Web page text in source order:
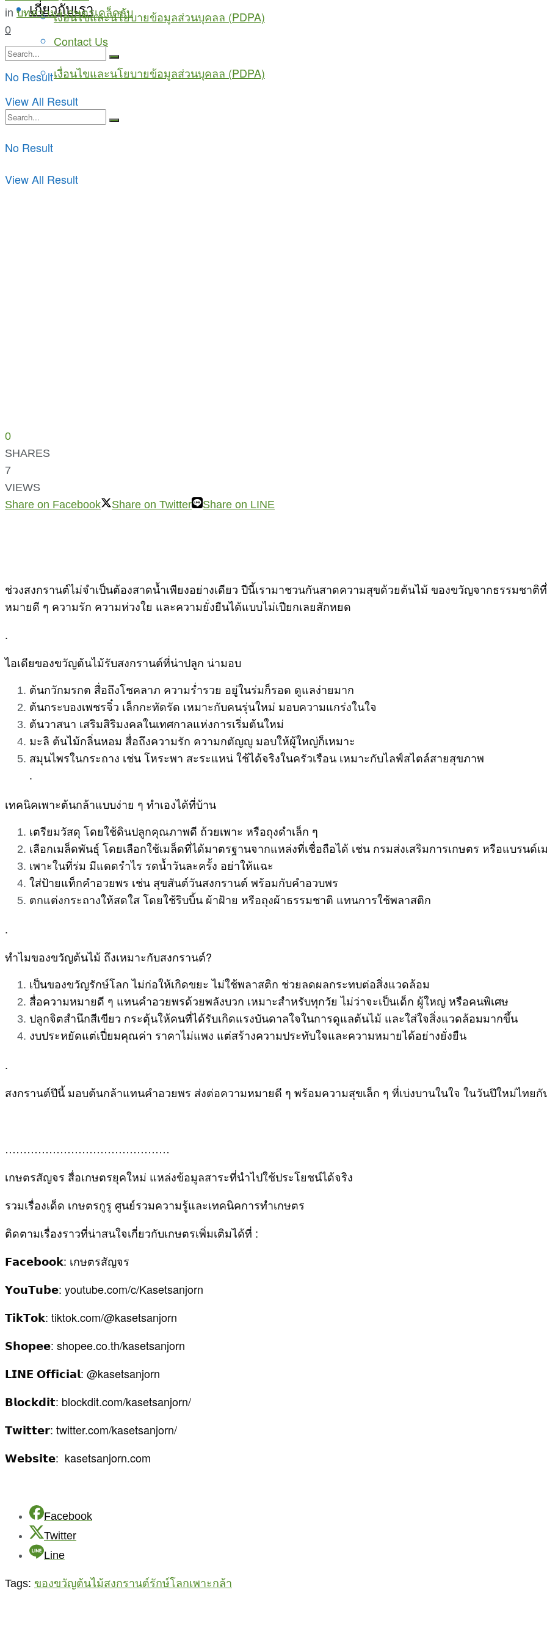
เกี่ยวกับเรา
Contact Us
เงื่อนไขและนโยบายข้อมูลส่วนบุคลล (PDPA)
No Result
View All Result
เงื่อนไขและนโยบายข้อมูลส่วนบุคลล (PDPA)
No Result
View All Result
in บทความ,เกษตรเคล็ดลับ
0
0
SHARES
7
VIEWS
Share on Facebook
Share on Twitter Share on LINE
ช่วงสงกรานต์ไม่จำเป็นต้องสาดน้ำเพียงอย่างเดียว ปีนี้เรามาชวนกันสาดความสุขด้วยต้นไม้ ของขวัญจากธรรมชา
หมายดี ๆ ความรัก ความห่วงใย และความยั่งยืนได้แบบไม่เปียกเลยสักหยด
.
ไอเดียของขวัญต้นไม้รับสงกรานต์ที่น่าปลูก น่ามอบ
ต้นกวักมรกต สื่อถึงโชคลาภ ความร่ำรวย อยู่ในร่มก็รอด ดูแลง่ายมาก
ต้นกระบองเพชรจิ๋ว เล็กกะทัดรัด เหมาะกับคนรุ่นใหม่ มอบความแกร่งในใจ
ต้นวาสนา เสริมสิริมงคลในเทศกาลแห่งการเริ่มต้นใหม่
มะลิ ต้นไม้กลิ่นหอม สื่อถึงความรัก ความกตัญญู มอบให้ผู้ใหญ่ก็เหมาะ
สมุนไพรในกระถาง เช่น โหระพา สะระแหน่ ใช้ได้จริงในครัวเรือน เหมาะกับไลฟ์สไตล์สายสุขภาพ
.
เทคนิคเพาะต้นกล้าแบบง่าย ๆ ทำเองได้ที่บ้าน
เตรียมวัสดุ โดยใช้ดินปลูกคุณภาพดี ถ้วยเพาะ หรือถุงดำเล็ก ๆ
เลือกเมล็ดพันธุ์ โดยเลือกใช้เมล็ดที่ได้มาตรฐานจากแหล่งที่เชื่อถือได้ เช่น กรมส่งเสริมการเกษตร หรือแบรนด์
เพาะในที่ร่ม มีแดดรำไร รดน้ำวันละครั้ง อย่าให้แฉะ
ใส่ป้ายแท็กคำอวยพร เช่น สุขสันต์วันสงกรานต์ พร้อมกับคำอวบพร
ตกแต่งกระถางให้สดใส โดยใช้ริบบิ้น ผ้าฝ้าย หรือถุงผ้าธรรมชาติ แทนการใช้พลาสติก
.
ทำไมของขวัญต้นไม้ ถึงเหมาะกับสงกรานต์?
เป็นของขวัญรักษ์โลก ไม่ก่อให้เกิดขยะ ไม่ใช้พลาสติก ช่วยลดผลกระทบต่อสิ่งแวดล้อม
สื่อความหมายดี ๆ แทนคำอวยพรด้วยพลังบวก เหมาะสำหรับทุกวัย ไม่ว่าจะเป็นเด็ก ผู้ใหญ่ หรือคนพิเศษ
ปลูกจิตสำนึกสีเขียว กระตุ้นให้คนที่ได้รับเกิดแรงบันดาลใจในการดูแลต้นไม้ และใส่ใจสิ่งแวดล้อมมากขึ้น
งบประหยัดแต่เปี่ยมคุณค่า ราคาไม่แพง แต่สร้างความประทับใจและความหมายได้อย่างยั่งยืน
.
สงกรานต์ปีนี้ มอบต้นกล้าแทนคำอวยพร ส่งต่อความหมายดี ๆ พร้อมความสุขเล็ก ๆ ที่เบ่งบานในใจ ในวันปีใหม่ไทย
………………………………………
เกษตรสัญจร สื่อเกษตรยุคใหม่ แหล่งข้อมูลสาระที่นำไปใช้ประโยชน์ได้จริง
รวมเรื่องเด็ด เกษตรกูรู ศูนย์รวมความรู้และเทคนิคการทำเกษตร
ติดตามเรื่องราวที่น่าสนใจเกี่ยวกับเกษตรเพิ่มเติมได้ที่ :
𝗙𝗮𝗰𝗲𝗯𝗼𝗼𝗸: เกษตรสัญจร
𝗬𝗼𝘂𝗧𝘂𝗯𝗲: youtube.com/c/Kasetsanjorn
𝗧𝗶𝗸𝗧𝗼𝗸: tiktok.com/@kasetsanjorn
𝗦𝗵𝗼𝗽𝗲𝗲: shopee.co.th/kasetsanjorn
𝗟𝗜𝗡𝗘 𝗢𝗳𝗳𝗶𝗰𝗶𝗮𝗹: @kasetsanjorn
𝗕𝗹𝗼𝗰𝗸𝗱𝗶𝘁: blockdit.com/kasetsanjorn/
𝗧𝘄𝗶𝘁𝘁𝗲𝗿: twitter.com/kasetsanjorn/
𝗪𝗲𝗯𝘀𝗶𝘁𝗲: kasetsanjorn.com
Facebook
Twitter
Line
Tags: ของขวัญต้นไม้สงกรานต์รักษ์โลกเพาะกล้า